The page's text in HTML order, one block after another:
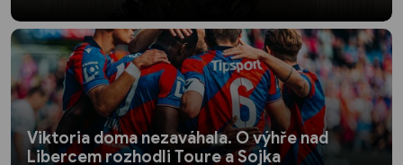
Viktoria doma nezaváhala. O výhře nad
Libercem rozhodli Toure a Sojka